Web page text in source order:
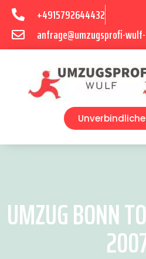
+4915792644432
anfrage@umzugsprofi-
UMZUG BONN